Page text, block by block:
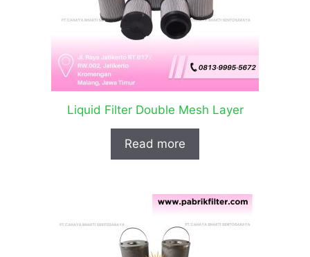
Liquid Filter Double Mesh Layer
Read more